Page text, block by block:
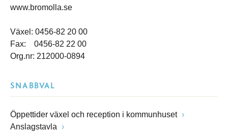
www.bromolla.se
Växel: 0456-82 20 00
Fax: 0456-82 22 00
Org.nr: 212000-0894
SNABBVAL
Öppettider växel och reception i kommunhuset
Anslagstavla